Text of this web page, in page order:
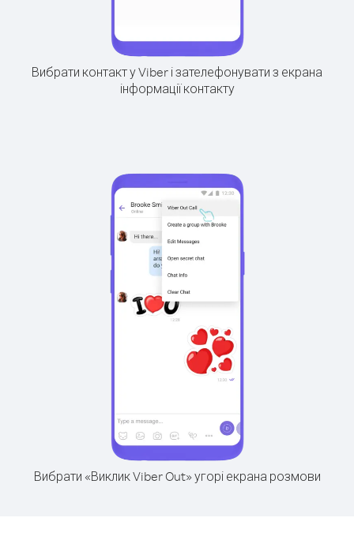
Вибрати контакт у Viber і зателефонувати з екрана
інформації контакту
Вибрати «Виклик Viber Out» угорі екрана розмови